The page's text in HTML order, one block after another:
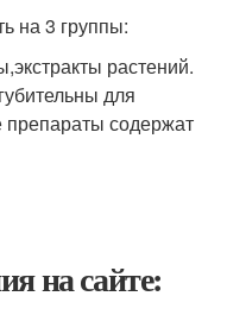
на 3 группы:
растений.
для
препараты содержат
на сайте: